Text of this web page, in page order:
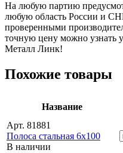
На любую партию
любую область России и
проверенными
точную цену можно узнать
Металл Линк!
Похожие товары
Название
Арт. 81881
Полоса стальная 6х100
В наличии